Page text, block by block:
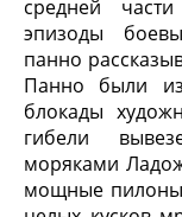
средней
эпизоды
панно
Панно были
блокады
гибели
моряками
мощные